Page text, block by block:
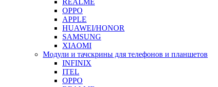
REALME
OPPO
APPLE
HUAWEI/HONOR
SAMSUNG
XIAOMI
Модули и тачскрины для телефонов и планшетов
INFINIX
ITEL
OPPO